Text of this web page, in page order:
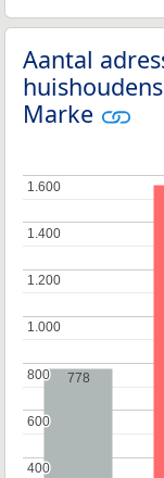
Aantal
Marke
400
400
600
600
800
800
1.000
1.000
1.200
1.200
1.400
1.400
1.600
1.600
778